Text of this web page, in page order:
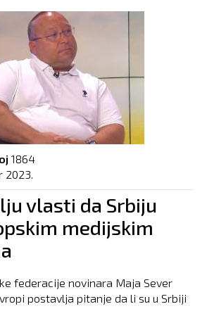
1864
2023.
vlasti da Srbiju
medijskim
federacije novinara Maja Sever
postavlja pitanje da li su u Srbiji